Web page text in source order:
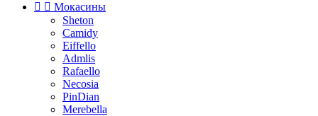
  Мокасины
Sheton
Camidy
Eiffello
Admlis
Rafaello
Necosia
PinDian
Merebella